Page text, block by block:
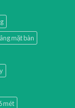
mặt bàn
mét